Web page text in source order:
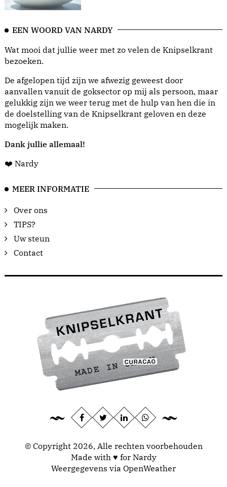
EEN WOORD VAN NARDY
Wat mooi dat jullie weer met zo velen de Knipselkrant
bezoeken.
De afgelopen tijd zijn we afwezig geweest door
aanvallen vanuit de goksector op mij als persoon, maar
gelukkig zijn we weer terug met de hulp van hen die in
de doelstelling van de Knipselkrant geloven en deze
mogelijk maken.
Dank jullie allemaal!
❤️ Nardy
MEER INFORMATIE
Over ons
TIPS?
Uw steun
Contact
© Copyright 2026, Alle rechten voorbehouden
Made with ♥ for Nardy
Weergegevens via OpenWeather